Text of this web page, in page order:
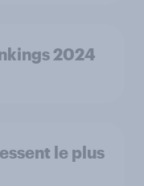
2024
le plus